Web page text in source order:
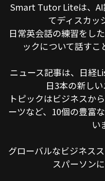
Smart Tutor Liteは、AI
てディスカッ
日常英会話の練習をし
ックについて話すこ
ニュース記事は、日経
日3本の新しい
トピックはビジネスか
ーツなど、10個の豊富
い
グローバルなビジネス
スパーソン